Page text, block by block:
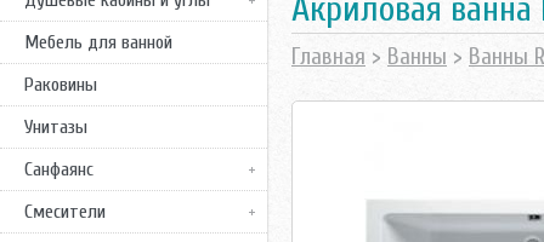
Мебель для ванной
Раковины
Унитазы
Санфаянс
Смесители
Акриловая ванна
Главная > Ванны > Ванны